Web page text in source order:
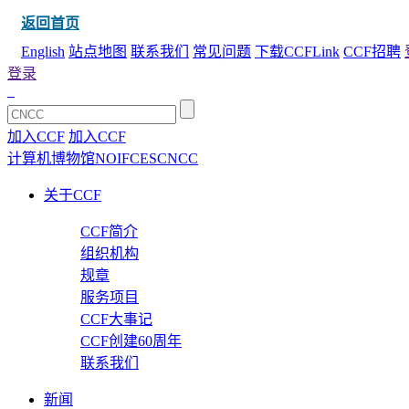
返回首页
English 站点地图 联系我们 常见问题 下载CCFLink CCF招聘
登录
加入CCF 加入CCF
计算机博物馆NOIFCESCNCC
关于CCF
CCF简介
组织机构
规章
服务项目
CCF大事记
CCF创建60周年
联系我们
新闻